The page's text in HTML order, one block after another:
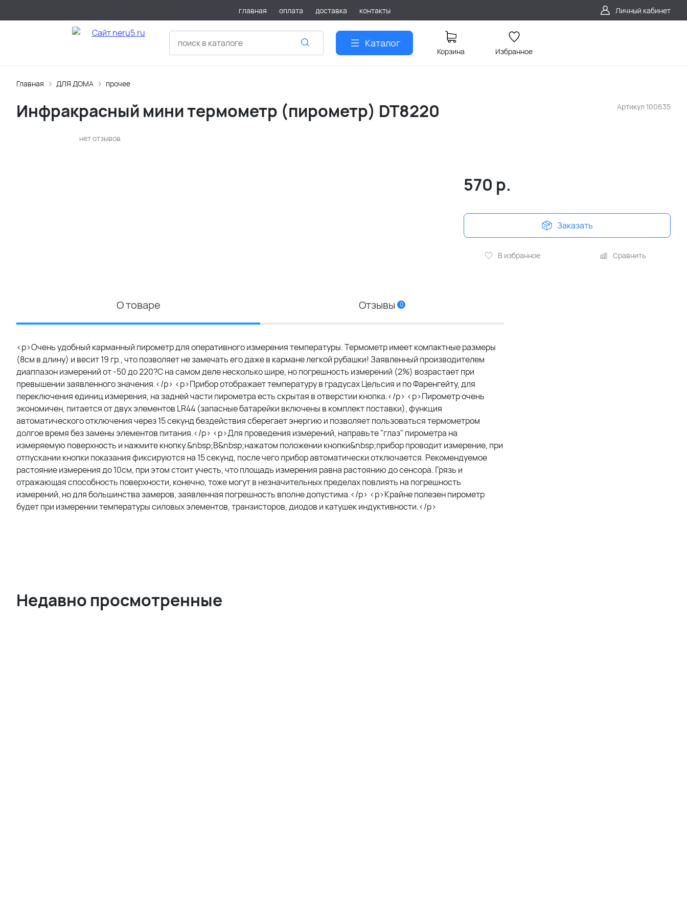
главная оплата доставка контакты Личный кабинет
Каталог
Корзина Избранное
Главная ДЛЯ ДОМА прочее
Артикул 100635
Инфракрасный мини термометр (пирометр) DT8220
нет отзывов
570 р.
Заказать
В избранное Сравнить
О товаре Отзывы 0
<p>Очень удобный карманный пирометр для оперативного измерения температуры. Термометр имеет компактные размеры
(8см в длину) и весит 19 гр., что позволяет не замечать его даже в кармане легкой рубашки! Заявленный производителем
диаппазон измерений от -50 до 220?С на самом деле несколько шире, но погрешность измерений (2%) возрастает при
превышении заявленного значения.</p> <p>Прибор отображает температуру в градусах Цельсия и по Фаренгейту, для
переключения единиц измерения, на задней части пирометра есть скрытая в отверстии кнопка.</p> <p>Пирометр очень
экономичен, питается от двух элементов LR44 (запасные батарейки включены в комплект поставки), функция
автоматического отключения через 15 секунд бездействия сберегает энергию и позволяет пользоваться термометром
долгое время без замены элементов питания.</p> <p>Для проведения измерений, направьте "глаз" пирометра на
измеряемую поверхность и нажмите кнопку.&nbsp;В&nbsp;нажатом положении кнопки&nbsp;прибор проводит измерение, при
отпускании кнопки показания фиксируются на 15 секунд, после чего прибор автоматически отключается. Рекомендуемое
растояние измерения до 10см, при этом стоит учесть, что площадь измерения равна растоянию до сенсора. Грязь и
отражающая способность поверхности, конечно, тоже могут в незначительных пределах повлиять на погрешность
измерений, но для большинства замеров, заявленная погрешность вполне допустима.</p> <p>Крайне полезен пирометр
будет при измерении температуры силовых элементов, транзисторов, диодов и катушек индуктивности.</p>
Недавно просмотренные